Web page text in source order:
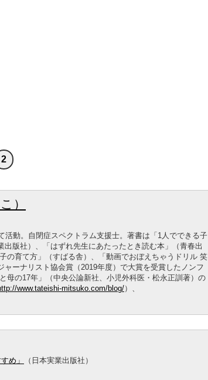
2
）
動。自閉症スペクトラム支援士。著書は「1人でできる子
版社）、「はずれ先生にあたったとき読む本」（青春出
の育て方」（すばる舎）、「動画でおぼえちゃうドリル 笑
ーナリスト協会賞（2019年度）で大賞を受賞したノンフ
母の17年」（中央公論新社、小児外科医・松永正訓著）の
www.tateishi-mitsuko.com/blog/）、
め」 （日本実業出版社）